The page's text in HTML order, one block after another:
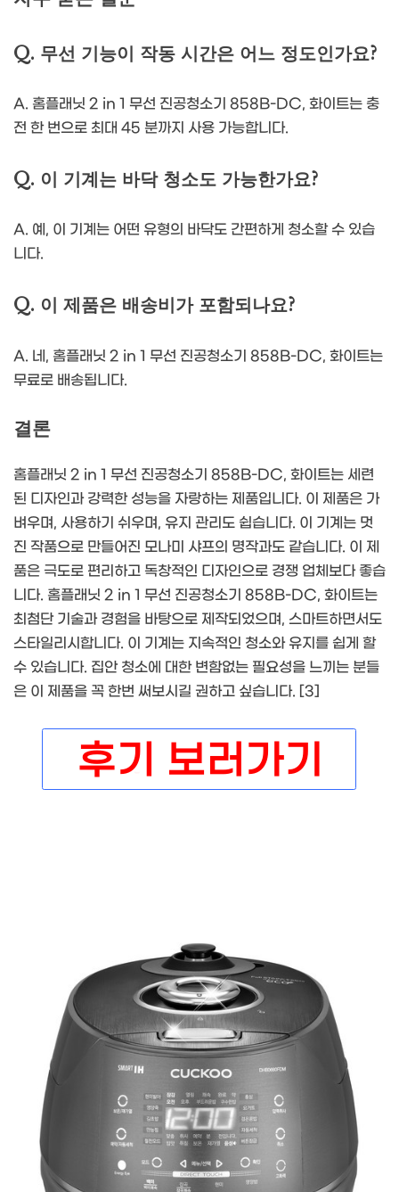
Q. 무선 기능이 작동 시간은 어느 정도인가요?
A. 홈플래닛 2 in 1 무선 진공청소기 858B-DC, 화이트는 충
전 한 번으로 최대 45 분까지 사용 가능합니다.
Q. 이 기계는 바닥 청소도 가능한가요?
A. 예, 이 기계는 어떤 유형의 바닥도 간편하게 청소할 수 있습
니다.
Q. 이 제품은 배송비가 포함되나요?
A. 네, 홈플래닛 2 in 1 무선 진공청소기 858B-DC, 화이트는
무료로 배송됩니다.
결론
홈플래닛 2 in 1 무선 진공청소기 858B-DC, 화이트는 세련
된 디자인과 강력한 성능을 자랑하는 제품입니다. 이 제품은 가
벼우며, 사용하기 쉬우며, 유지 관리도 쉽습니다. 이 기계는 멋
진 작품으로 만들어진 모나미 샤프의 명작과도 같습니다. 이 제
품은 극도로 편리하고 독창적인 디자인으로 경쟁 업체보다 좋습
니다. 홈플래닛 2 in 1 무선 진공청소기 858B-DC, 화이트는
최첨단 기술과 경험을 바탕으로 제작되었으며, 스마트하면서도
스타일리시합니다. 이 기계는 지속적인 청소와 유지를 쉽게 할
수 있습니다. 집안 청소에 대한 변함없는 필요성을 느끼는 분들
은 이 제품을 꼭 한번 써보시길 권하고 싶습니다. [3]